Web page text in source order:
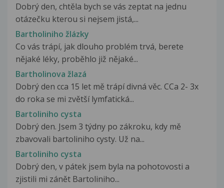
Dobrý den, chtěla bych se vás zeptat na jednu
otázečku kterou si nejsem jistá,...
Bartholiniho žlázky
Co vás trápí, jak dlouho problém trvá, berete
nějaké léky, proběhlo již nějaké...
Bartholinova žlazá
Dobrý den cca 15 let mě trápí divná věc. CCa 2- 3x
do roka se mi zvětší lymfatická...
Bartoliniho cysta
Dobrý den. Jsem 3 týdny po zákroku, kdy mě
zbavovali bartoliniho cysty. Už na...
Bartoliniho cysta
Dobrý den, v pátek jsem byla na pohotovosti a
zjistili mi zánět Bartoliniho...